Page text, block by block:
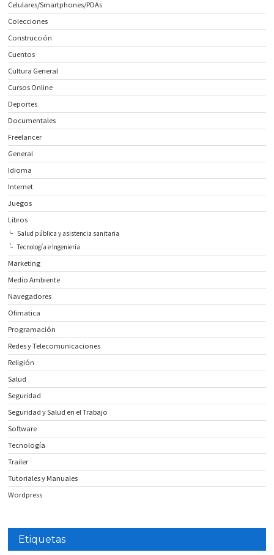
Celulares/Smartphones/PDAs
Colecciones
Construcción
Cuentos
Cultura General
Cursos Online
Deportes
Documentales
Freelancer
General
Idioma
Internet
Juegos
Libros
Salud pública y asistencia sanitaria
Tecnología e Ingeniería
Marketing
Medio Ambiente
Navegadores
Ofimatica
Programación
Redes y Telecomunicaciones
Religión
Salud
Seguridad
Seguridad y Salud en el Trabajo
Software
Tecnología
Trailer
Tutoriales y Manuales
Wordpress
Etiquetas